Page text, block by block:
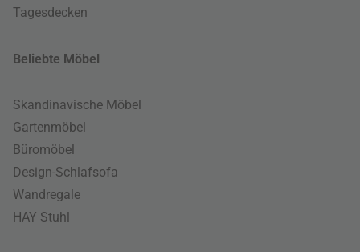
Tagesdecken
Beliebte Möbel
Skandinavische Möbel
Gartenmöbel
Büromöbel
Design-Schlafsofa
Wandregale
HAY Stuhl